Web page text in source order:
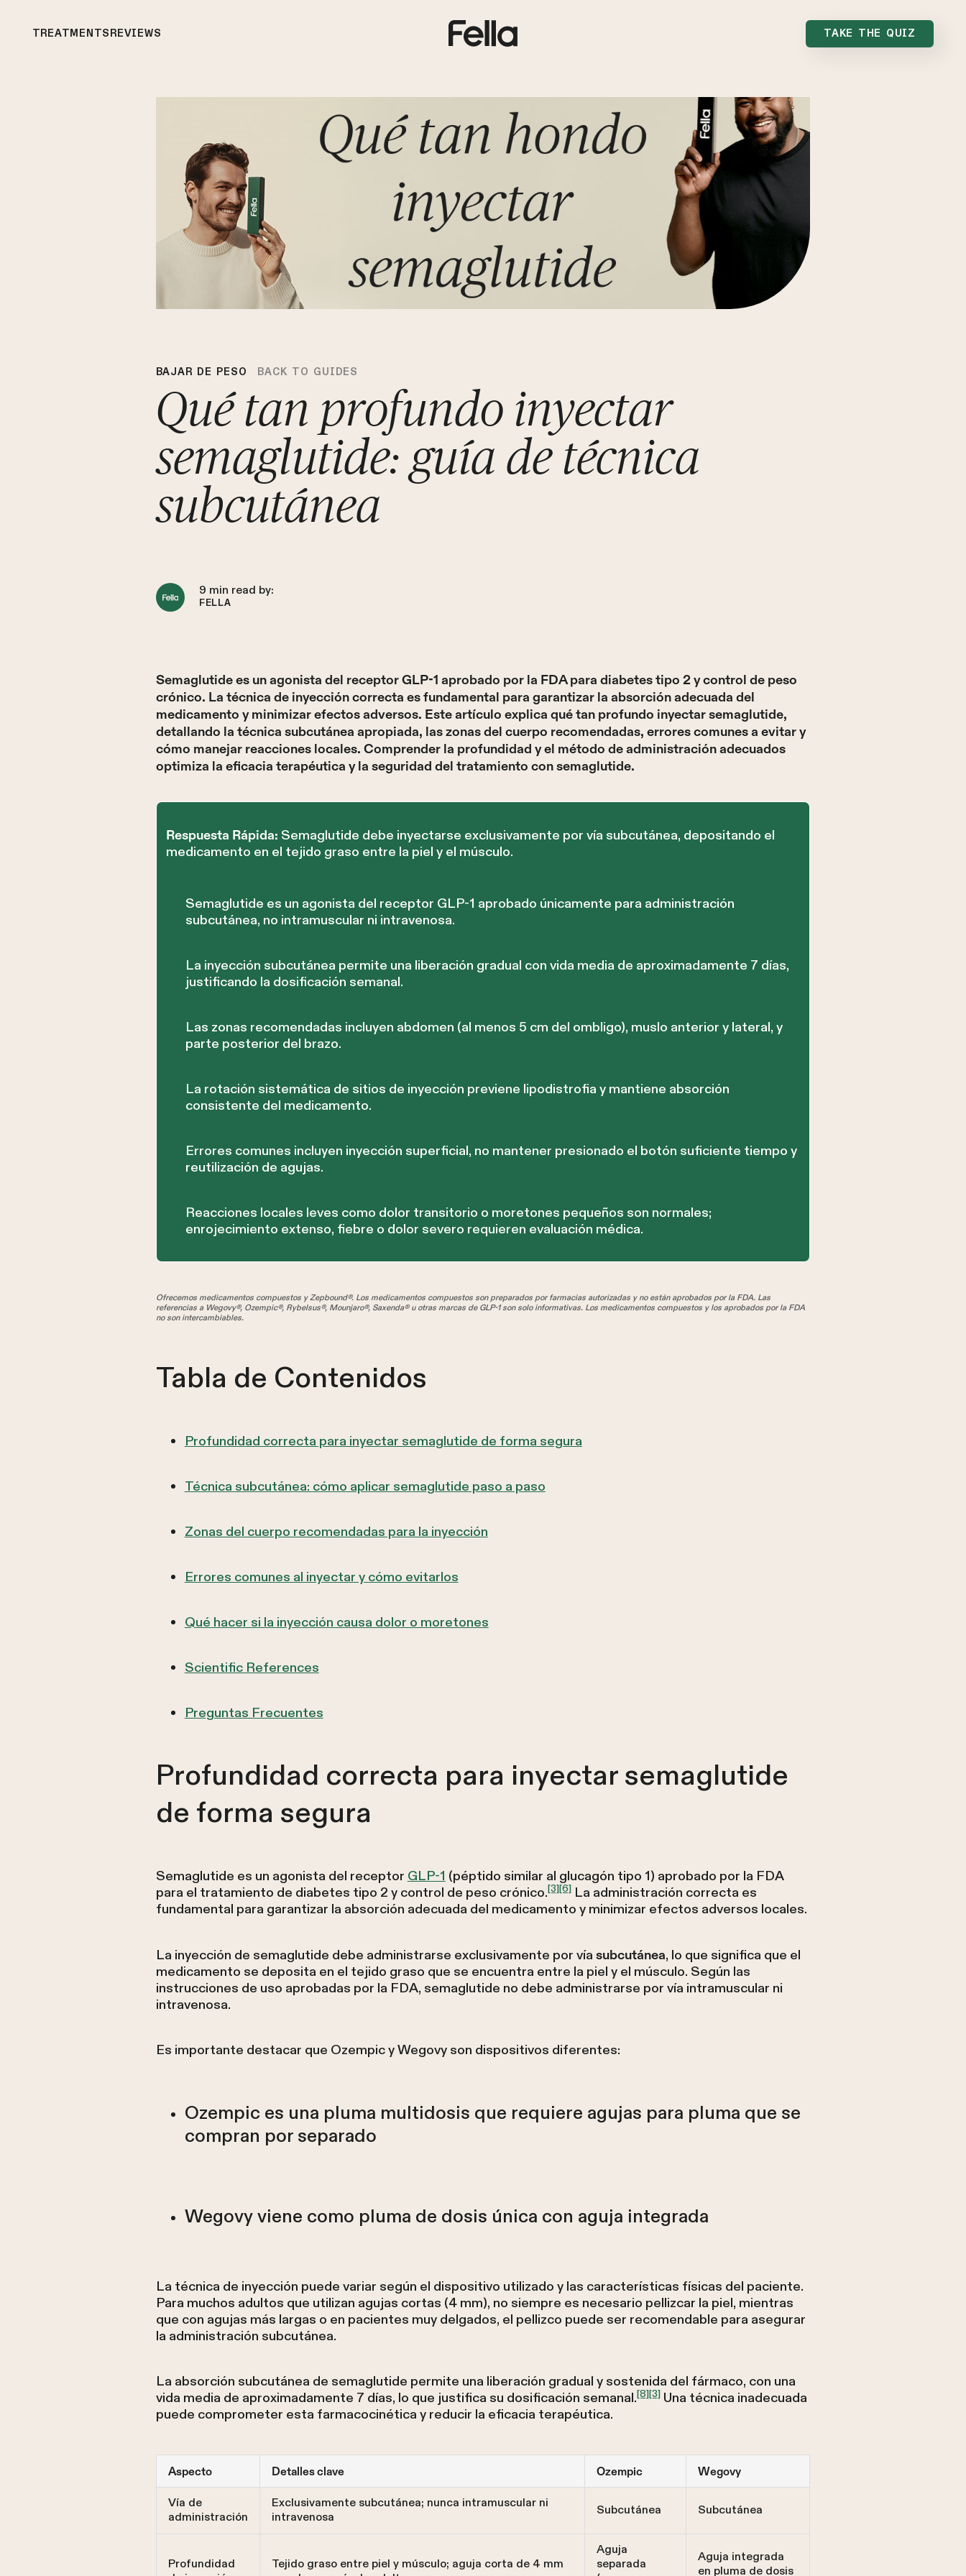
TREATMENTSREVIEWS TAKE THE QUIZ
BAJAR DE PESO BACK TO GUIDES
Qué tan profundo inyectar
semaglutide: guía de técnica
subcutánea
9 min read by:
FELLA
Semaglutide es un agonista del receptor GLP-1 aprobado por la FDA para diabetes tipo 2 y control de peso
crónico. La técnica de inyección correcta es fundamental para garantizar la absorción adecuada del
medicamento y minimizar efectos adversos. Este artículo explica qué tan profundo inyectar semaglutide,
detallando la técnica subcutánea apropiada, las zonas del cuerpo recomendadas, errores comunes a evitar y
cómo manejar reacciones locales. Comprender la profundidad y el método de administración adecuados
optimiza la eficacia terapéutica y la seguridad del tratamiento con semaglutide.
Respuesta Rápida: Semaglutide debe inyectarse exclusivamente por vía subcutánea, depositando el
medicamento en el tejido graso entre la piel y el músculo.
Semaglutide es un agonista del receptor GLP-1 aprobado únicamente para administración
subcutánea, no intramuscular ni intravenosa.
La inyección subcutánea permite una liberación gradual con vida media de aproximadamente 7 días,
justificando la dosificación semanal.
Las zonas recomendadas incluyen abdomen (al menos 5 cm del ombligo), muslo anterior y lateral, y
parte posterior del brazo.
La rotación sistemática de sitios de inyección previene lipodistrofia y mantiene absorción
consistente del medicamento.
Errores comunes incluyen inyección superficial, no mantener presionado el botón suficiente tiempo y
reutilización de agujas.
Reacciones locales leves como dolor transitorio o moretones pequeños son normales;
enrojecimiento extenso, fiebre o dolor severo requieren evaluación médica.
Ofrecemos medicamentos compuestos y Zepbound®. Los medicamentos compuestos son preparados por farmacias autorizadas y no están aprobados por la FDA. Las
referencias a Wegovy®, Ozempic®, Rybelsus®, Mounjaro®, Saxenda® u otras marcas de GLP-1 son solo informativas. Los medicamentos compuestos y los aprobados por la FDA
no son intercambiables.
Tabla de Contenidos
Profundidad correcta para inyectar semaglutide de forma segura
Técnica subcutánea: cómo aplicar semaglutide paso a paso
Zonas del cuerpo recomendadas para la inyección
Errores comunes al inyectar y cómo evitarlos
Qué hacer si la inyección causa dolor o moretones
Scientific References
Preguntas Frecuentes
Profundidad correcta para inyectar semaglutide
de forma segura
Semaglutide es un agonista del receptorGLP-1(péptido similar al glucagón tipo 1) aprobado por la FDA
para el tratamiento de diabetes tipo 2 y control de peso crónico.[3][6]La administración correcta es
fundamental para garantizar la absorción adecuada del medicamento y minimizar efectos adversos locales.
La inyección de semaglutide debe administrarse exclusivamente por vía subcutánea, lo que significa que el
medicamento se deposita en el tejido graso que se encuentra entre la piel y el músculo. Según las
instrucciones de uso aprobadas por la FDA, semaglutide no debe administrarse por vía intramuscular ni
intravenosa.
Es importante destacar que Ozempic y Wegovy son dispositivos diferentes:
Ozempic es una pluma multidosis que requiere agujas para pluma que se
compran por separado
Wegovy viene como pluma de dosis única con aguja integrada
La técnica de inyección puede variar según el dispositivo utilizado y las características físicas del paciente.
Para muchos adultos que utilizan agujas cortas (4 mm), no siempre es necesario pellizcar la piel, mientras
que con agujas más largas o en pacientes muy delgados, el pellizco puede ser recomendable para asegurar
la administración subcutánea.
La absorción subcutánea de semaglutide permite una liberación gradual y sostenida del fármaco, con una
vida media de aproximadamente 7 días, lo que justifica su dosificación semanal.[8][3]Una técnica inadecuada
puede comprometer esta farmacocinética y reducir la eficacia terapéutica.
Aspecto Detalles clave Ozempic Wegovy
Vía de
administración
Exclusivamente subcutánea; nunca intramuscular ni
intravenosa
Subcutánea Subcutánea
Profundidad
Tejido graso entre piel y músculo; aguja corta de 4 mm
Aguja
separada
Aguja integrada
en pluma de dosis